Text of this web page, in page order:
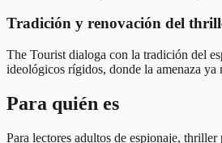
Tradición y renovación del
The Tourist dialoga con la tradición del
ideológicos rígidos, donde la amenaza
Para quién es
Para lectores adultos de espionaje,